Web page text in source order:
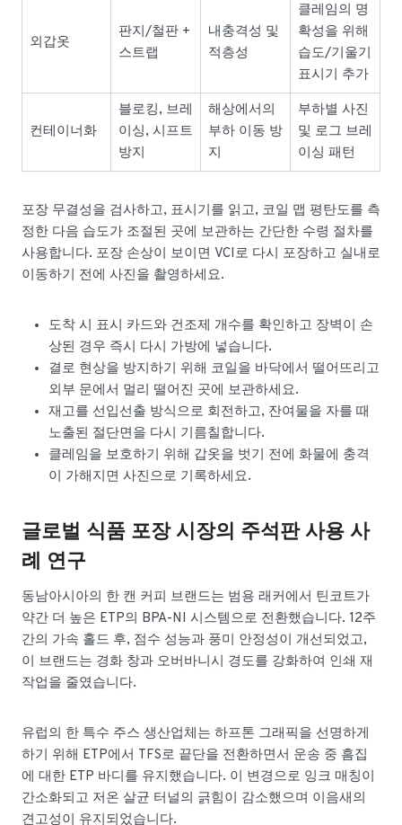
외갑옷
판지/철판 +
스트랩
내충격성 및
적층성
클레임의 명
확성을 위해
습도/기울기
표시기 추가
컨테이너화
블로킹, 브레
이싱, 시프트
방지
해상에서의
부하 이동 방
지
부하별 사진
및 로그 브레
이싱 패턴
포장 무결성을 검사하고, 표시기를 읽고, 코일 맵 평탄도를 측
정한 다음 습도가 조절된 곳에 보관하는 간단한 수령 절차를
사용합니다. 포장 손상이 보이면 VCI로 다시 포장하고 실내로
이동하기 전에 사진을 촬영하세요.
도착 시 표시 카드와 건조제 개수를 확인하고 장벽이 손
상된 경우 즉시 다시 가방에 넣습니다.
결로 현상을 방지하기 위해 코일을 바닥에서 떨어뜨리고
외부 문에서 멀리 떨어진 곳에 보관하세요.
재고를 선입선출 방식으로 회전하고, 잔여물을 자를 때
노출된 절단면을 다시 기름칠합니다.
클레임을 보호하기 위해 갑옷을 벗기 전에 화물에 충격
이 가해지면 사진으로 기록하세요.
글로벌 식품 포장 시장의 주석판 사용 사
례 연구
동남아시아의 한 캔 커피 브랜드는 범용 래커에서 틴코트가
약간 더 높은 ETP의 BPA-NI 시스템으로 전환했습니다. 12주
간의 가속 홀드 후, 점수 성능과 풍미 안정성이 개선되었고,
이 브랜드는 경화 창과 오버바니시 경도를 강화하여 인쇄 재
작업을 줄였습니다.
유럽의 한 특수 주스 생산업체는 하프톤 그래픽을 선명하게
하기 위해 ETP에서 TFS로 끝단을 전환하면서 운송 중 흠집
에 대한 ETP 바디를 유지했습니다. 이 변경으로 잉크 매칭이
간소화되고 저온 살균 터널의 긁힘이 감소했으며 이음새의
견고성이 유지되었습니다.